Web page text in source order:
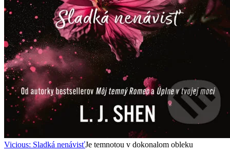
Vicious: Sladká nenávisťJe temnotou v dokonalom obleku